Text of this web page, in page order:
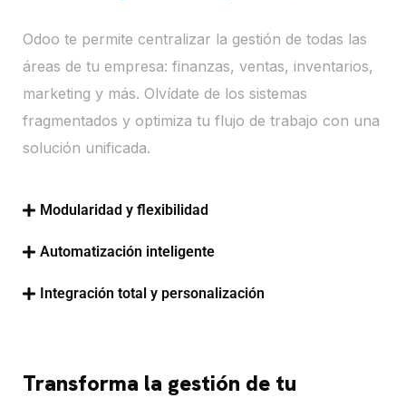
Odoo te permite centralizar la gestión de todas las
áreas de tu empresa: finanzas, ventas, inventarios,
marketing y más. Olvídate de los sistemas
fragmentados y optimiza tu flujo de trabajo con una
solución unificada.
Modularidad y flexibilidad
Automatización inteligente
Integración total y personalización
Transforma la gestión de tu